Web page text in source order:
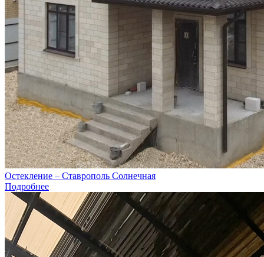
Остекление – Ставрополь Солнечная
Подробнее